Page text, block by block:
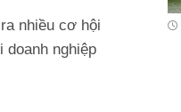
nhiều cơ hội
nghiệp